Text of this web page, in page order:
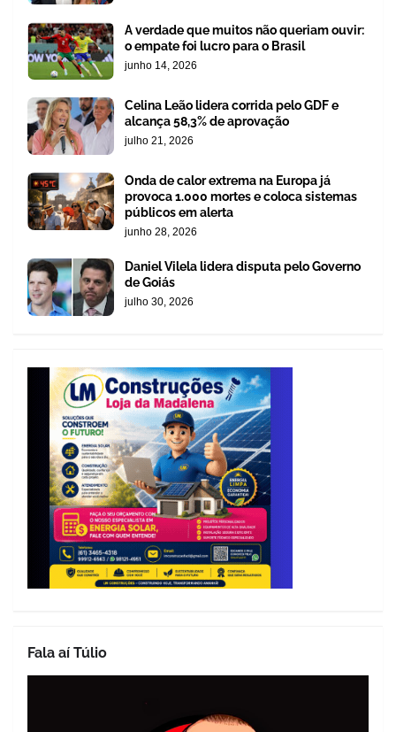
A verdade que muitos não queriam ouvir:
o empate foi lucro para o Brasil
junho 14, 2026
Celina Leão lidera corrida pelo GDF e
alcança 58,3% de aprovação
julho 21, 2026
Onda de calor extrema na Europa já
provoca 1.000 mortes e coloca sistemas
públicos em alerta
junho 28, 2026
Daniel Vilela lidera disputa pelo Governo
de Goiás
julho 30, 2026
Fala aí Túlio